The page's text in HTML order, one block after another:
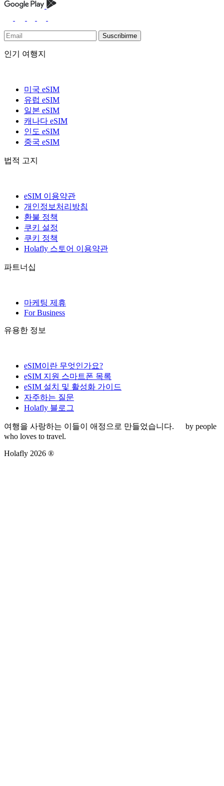
Suscribirme
인기 여행지
미국 eSIM
유럽 eSIM
일본 eSIM
캐나다 eSIM
인도 eSIM
중국 eSIM
법적 고지
eSIM 이용약관
개인정보처리방침
환불 정책
쿠키 설정
쿠키 정책
Holafly 스토어 이용약관
파트너십
마케팅 제휴
For Business
유용한 정보
eSIM이란 무엇인가요?
eSIM 지원 스마트폰 목록
eSIM 설치 및 활성화 가이드
자주하는 질문
Holafly 블로그
여행을 사랑하는 이들이 애정으로 만들었습니다.
by people
who loves to travel.
Holafly 2026 ®